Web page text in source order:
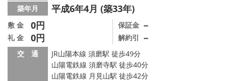
築年月 平成6年4月 (築33年)
敷 金 0円
礼 金 0円
保証金 －
解約引 －
交 通
JR山陽本線 須磨駅 徒歩49分
山陽電鉄線 須磨寺駅 徒歩40分
山陽電鉄線 月見山駅 徒歩42分